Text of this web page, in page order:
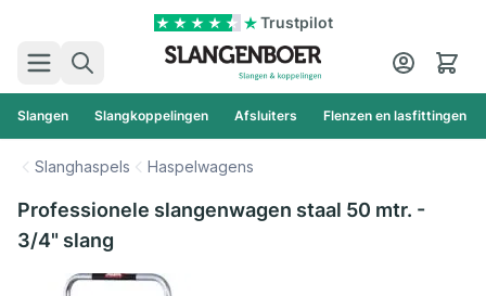
Trustpilot
Zoek
Cart
Slangen Slangkoppelingen Afsluiters Flenzen en lasfittingen
Slanghaspels Haspelwagens
Professionele slangenwagen staal 50 mtr. -
3/4" slang